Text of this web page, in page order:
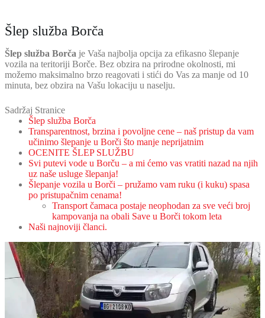
Šlep služba Borča
Šlep služba Borča je Vaša najbolja opcija za efikasno šlepanje
vozila na teritoriji Borče. Bez obzira na prirodne okolnosti, mi
možemo maksimalno brzo reagovati i stići do Vas za manje od 10
minuta, bez obzira na Vašu lokaciju u naselju.
Sadržaj Stranice
Šlep služba Borča
Transparentnost, brzina i povoljne cene – naš pristup da vam
učinimo šlepanje u Borči što manje neprijatnim
OCENITE ŠLEP SLUŽBU
Svi putevi vode u Borču – a mi ćemo vas vratiti nazad na njih
uz naše usluge šlepanja!
Šlepanje vozila u Borči – pružamo vam ruku (i kuku) spasa
po pristupačnim cenama!
Transport čamaca postaje neophodan za sve veći broj
kampovanja na obali Save u Borči tokom leta
Naši najnoviji članci.